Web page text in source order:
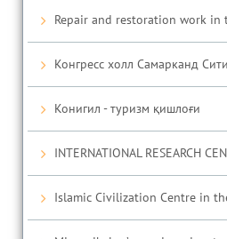
Repair and restoration work in
Конгресс холл Самарканд Сити
Конигил - туризм қишлоғи
INTERNATIONAL RESEARCH
Islamic Civilization Centre in